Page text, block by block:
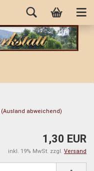
(Ausland abweichend)
1,30 EUR
inkl. 19% MwSt. zzgl. Versand